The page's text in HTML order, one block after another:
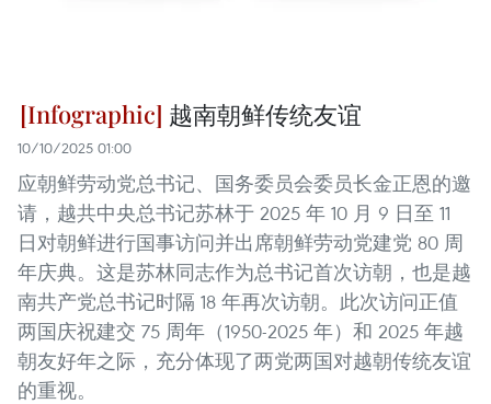
越南朝鲜传统友谊
10/10/2025 01:00
应朝鲜劳动党总书记、国务委员会委员长金正恩的邀
请，越共中央总书记苏林于 2025 年 10 月 9 日至 11
日对朝鲜进行国事访问并出席朝鲜劳动党建党 80 周
年庆典。这是苏林同志作为总书记首次访朝，也是越
南共产党总书记时隔 18 年再次访朝。此次访问正值
两国庆祝建交 75 周年（1950-2025 年）和 2025 年越
朝友好年之际，充分体现了两党两国对越朝传统友谊
的重视。